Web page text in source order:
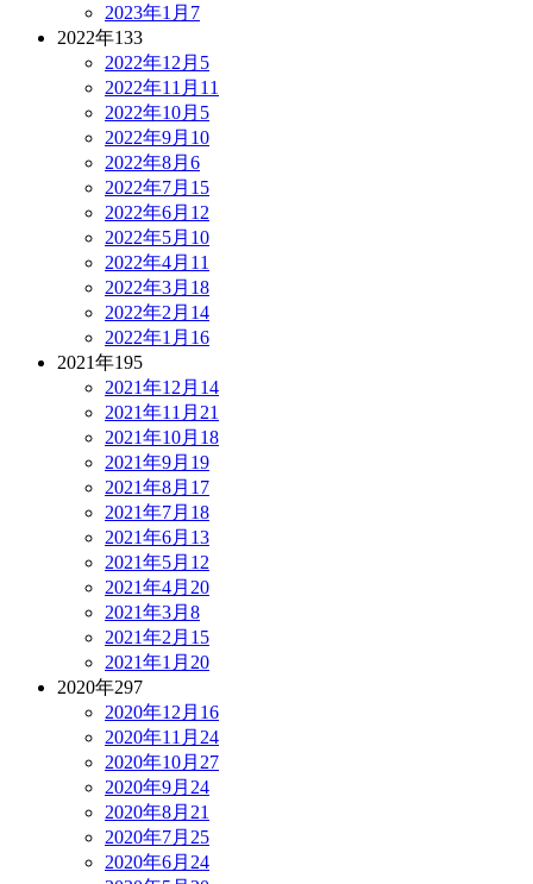
2023年1月 7
2022年133
2022年12月 5
2022年11月 11
2022年10月 5
2022年9月 10
2022年8月 6
2022年7月 15
2022年6月 12
2022年5月 10
2022年4月 11
2022年3月 18
2022年2月 14
2022年1月 16
2021年195
2021年12月 14
2021年11月 21
2021年10月 18
2021年9月 19
2021年8月 17
2021年7月 18
2021年6月 13
2021年5月 12
2021年4月 20
2021年3月 8
2021年2月 15
2021年1月 20
2020年297
2020年12月 16
2020年11月 24
2020年10月 27
2020年9月 24
2020年8月 21
2020年7月 25
2020年6月 24